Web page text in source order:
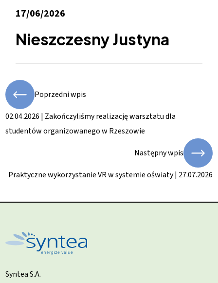
17/06/2026
Nieszczesny Justyna
Poprzedni wpis
02.04.2026 | Zakończyliśmy realizację warsztatu dla
studentów organizowanego w Rzeszowie
Następny wpis
Praktyczne wykorzystanie VR w systemie oświaty | 27.07.2026
Syntea S.A.